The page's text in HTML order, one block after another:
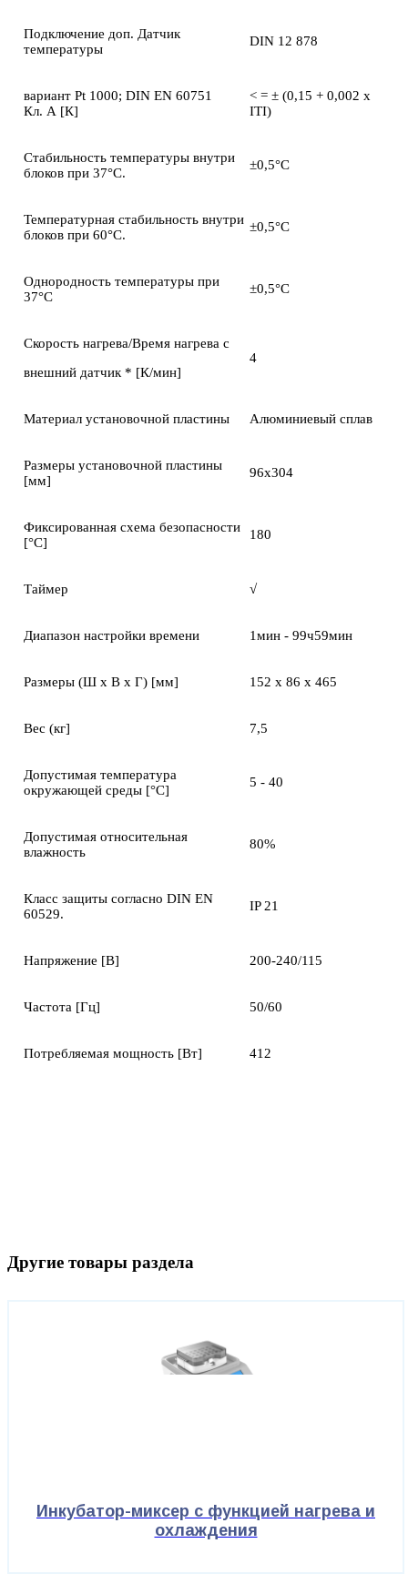
Подключение доп. Датчик
температуры
DIN 12 878
вариант Pt 1000; DIN EN 60751
Кл. А [К]
< = ± (0,15 + 0,002 х
ITI)
Стабильность температуры внутри
блоков при 37°С.
±0,5°С
Температурная стабильность внутри
блоков при 60°С.
±0,5°С
Однородность температуры при
37°C
±0,5°С
Скорость нагрева/Время нагрева с
внешний датчик * [К/мин]
4
Материал установочной пластины Алюминиевый сплав
Размеры установочной пластины
[мм]
96x304
Фиксированная схема безопасности
[°C]
180
Таймер √
Диапазон настройки времени 1мин - 99ч59мин
Размеры (Ш x В x Г) [мм] 152 х 86 х 465
Вес (кг] 7,5
Допустимая температура
окружающей среды [°C]
5 - 40
Допустимая относительная
влажность
80%
Класс защиты согласно DIN EN
60529.
IP 21
Напряжение [В] 200-240/115
Частота [Гц] 50/60
Потребляемая мощность [Вт] 412
Другие товары раздела
Инкубатор-миксер с функцией нагрева и
охлаждения